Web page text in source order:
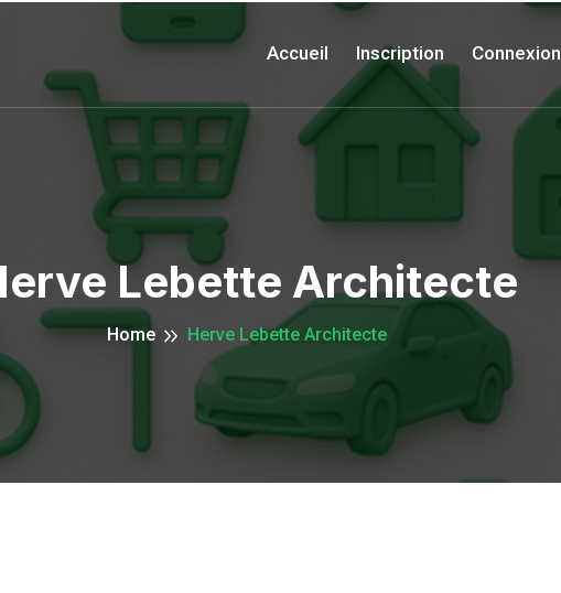
Accueil Inscription Connexion
Lebette Architecte
Home Herve Lebette Architecte